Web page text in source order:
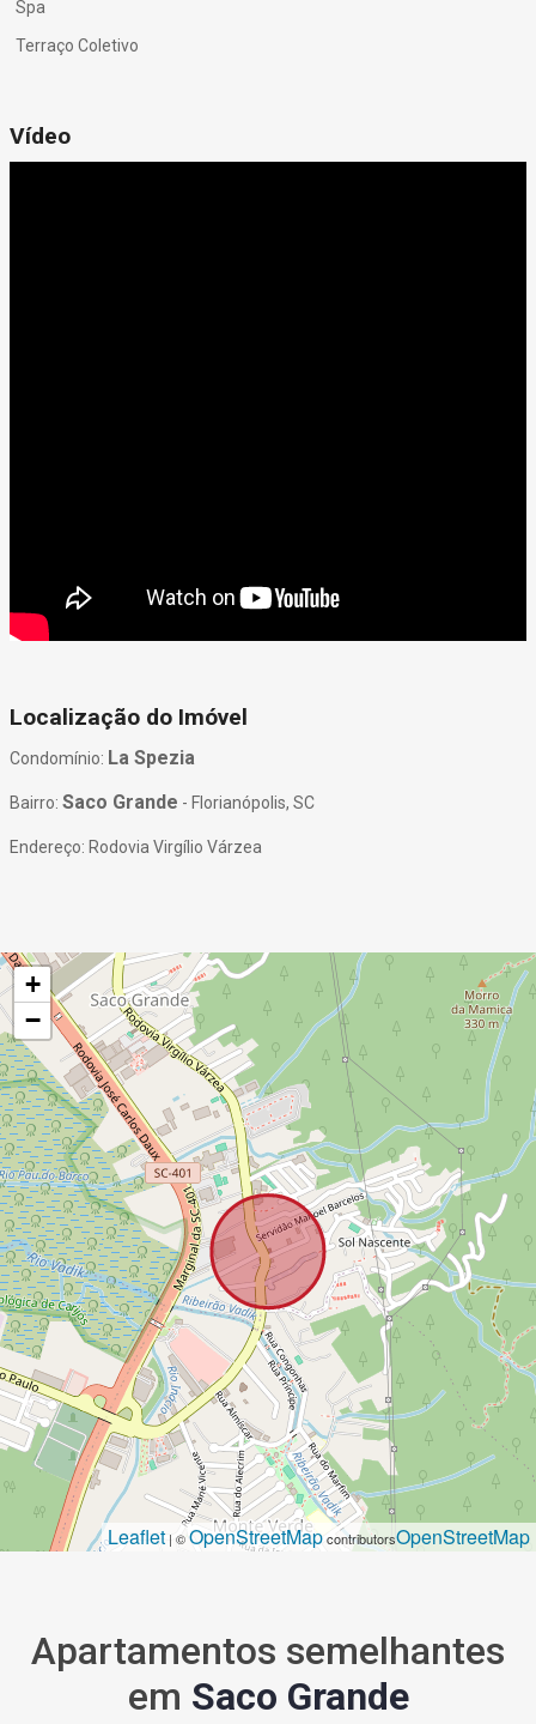
Spa
Terraço Coletivo
Vídeo
Localização do Imóvel
Condomínio: La Spezia
Bairro: Saco Grande - Florianópolis, SC
Endereço: Rodovia Virgílio Várzea
+
−
Leaflet| ©OpenStreetMapcontributorsOpenStreetMap
Apartamentos semelhantes
em Saco Grande